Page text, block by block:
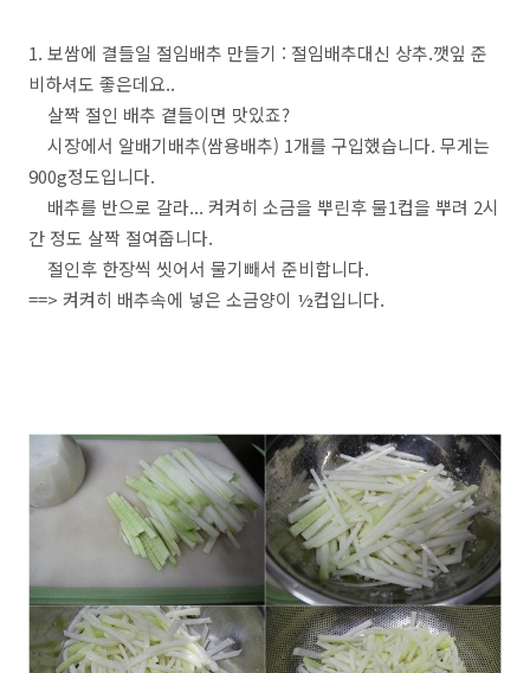
1. 보쌈에 결들일 절임배추 만들기 : 절임배추대신 상추.깻잎 준
비하셔도 좋은데요..
살짝 절인 배추 곁들이면 맛있죠?
시장에서 알배기배추(쌈용배추) 1개를 구입했습니다. 무게는
900g정도입니다.
배추를 반으로 갈라... 켜켜히 소금을 뿌린후 물1컵을 뿌려 2시
간 정도 살짝 절여줍니다.
절인후 한장씩 씻어서 물기빼서 준비합니다.
==> 켜켜히 배추속에 넣은 소금양이 ½컵입니다.